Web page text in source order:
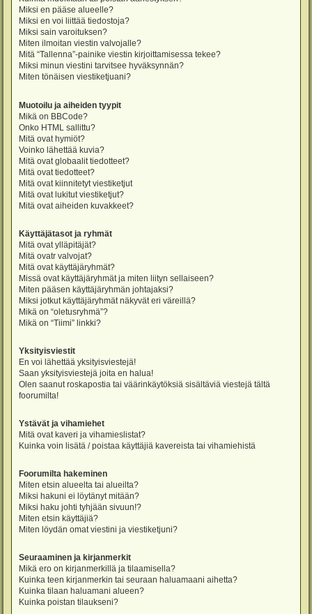
Miksi en pääse alueelle?
Miksi en voi liittää tiedostoja?
Miksi sain varoituksen?
Miten ilmoitan viestin valvojalle?
Mitä “Tallenna”-painike viestin kirjoittamisessa tekee?
Miksi minun viestini tarvitsee hyväksynnän?
Miten tönäisen viestiketjuani?
Muotoilu ja aiheiden tyypit
Mikä on BBCode?
Onko HTML sallittu?
Mitä ovat hymiöt?
Voinko lähettää kuvia?
Mitä ovat globaalit tiedotteet?
Mitä ovat tiedotteet?
Mitä ovat kiinnitetyt viestiketjut
Mitä ovat lukitut viestiketjut?
Mitä ovat aiheiden kuvakkeet?
Käyttäjätasot ja ryhmät
Mitä ovat ylläpitäjät?
Mitä ovatr valvojat?
Mitä ovat käyttäjäryhmät?
Missä ovat käyttäjäryhmät ja miten liityn sellaiseen?
Miten pääsen käyttäjäryhmän johtajaksi?
Miksi jotkut käyttäjäryhmät näkyvät eri väreillä?
Mikä on “oletusryhmä”?
Mikä on “Tiimi” linkki?
Yksityisviestit
En voi lähettää yksityisviestejä!
Saan yksityisviestejä joita en halua!
Olen saanut roskapostia tai väärinkäytöksiä sisältäviä viestejä tältä
foorumilta!
Ystävät ja vihamiehet
Mitä ovat kaveri ja vihamieslistat?
Kuinka voin lisätä / poistaa käyttäjiä kavereista tai vihamiehistä
Foorumilta hakeminen
Miten etsin alueelta tai alueilta?
Miksi hakuni ei löytänyt mitään?
Miksi haku johti tyhjään sivuun!?
Miten etsin käyttäjiä?
Miten löydän omat viestini ja viestiketjuni?
Seuraaminen ja kirjanmerkit
Mikä ero on kirjanmerkillä ja tilaamisella?
Kuinka teen kirjanmerkin tai seuraan haluamaani aihetta?
Kuinka tilaan haluamani alueen?
Kuinka poistan tilaukseni?